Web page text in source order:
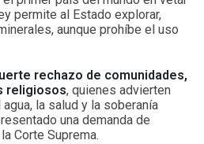
permite al Estado explorar,
aunque prohíbe el uso
rechazo de comunidades,
religiosos, quienes advierten
la salud y la soberanía
una demanda de
Corte Suprema.